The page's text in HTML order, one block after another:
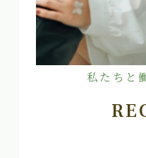
私たちと